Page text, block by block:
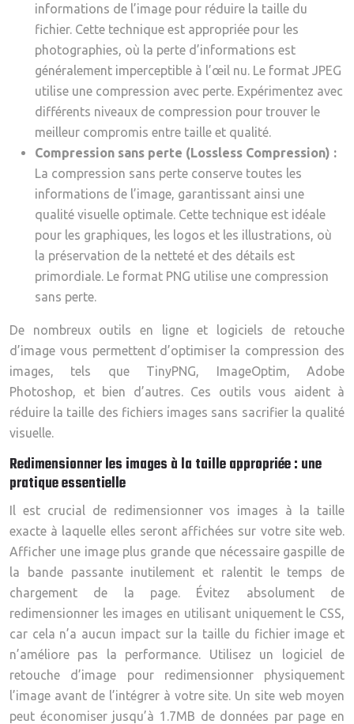
informations de l’image pour réduire la taille du
fichier. Cette technique est appropriée pour les
photographies, où la perte d’informations est
généralement imperceptible à l’œil nu. Le format JPEG
utilise une compression avec perte. Expérimentez avec
différents niveaux de compression pour trouver le
meilleur compromis entre taille et qualité.
Compression sans perte (Lossless Compression) :
La compression sans perte conserve toutes les
informations de l’image, garantissant ainsi une
qualité visuelle optimale. Cette technique est idéale
pour les graphiques, les logos et les illustrations, où
la préservation de la netteté et des détails est
primordiale. Le format PNG utilise une compression
sans perte.
De nombreux outils en ligne et logiciels de retouche
d’image vous permettent d’optimiser la compression des
images, tels que TinyPNG, ImageOptim, Adobe
Photoshop, et bien d’autres. Ces outils vous aident à
réduire la taille des fichiers images sans sacrifier la qualité
visuelle.
Redimensionner les images à la taille appropriée : une
pratique essentielle
Il est crucial de redimensionner vos images à la taille
exacte à laquelle elles seront affichées sur votre site web.
Afficher une image plus grande que nécessaire gaspille de
la bande passante inutilement et ralentit le temps de
chargement de la page. Évitez absolument de
redimensionner les images en utilisant uniquement le CSS,
car cela n’a aucun impact sur la taille du fichier image et
n’améliore pas la performance. Utilisez un logiciel de
retouche d’image pour redimensionner physiquement
l’image avant de l’intégrer à votre site. Un site web moyen
peut économiser jusqu’à 1.7MB de données par page en